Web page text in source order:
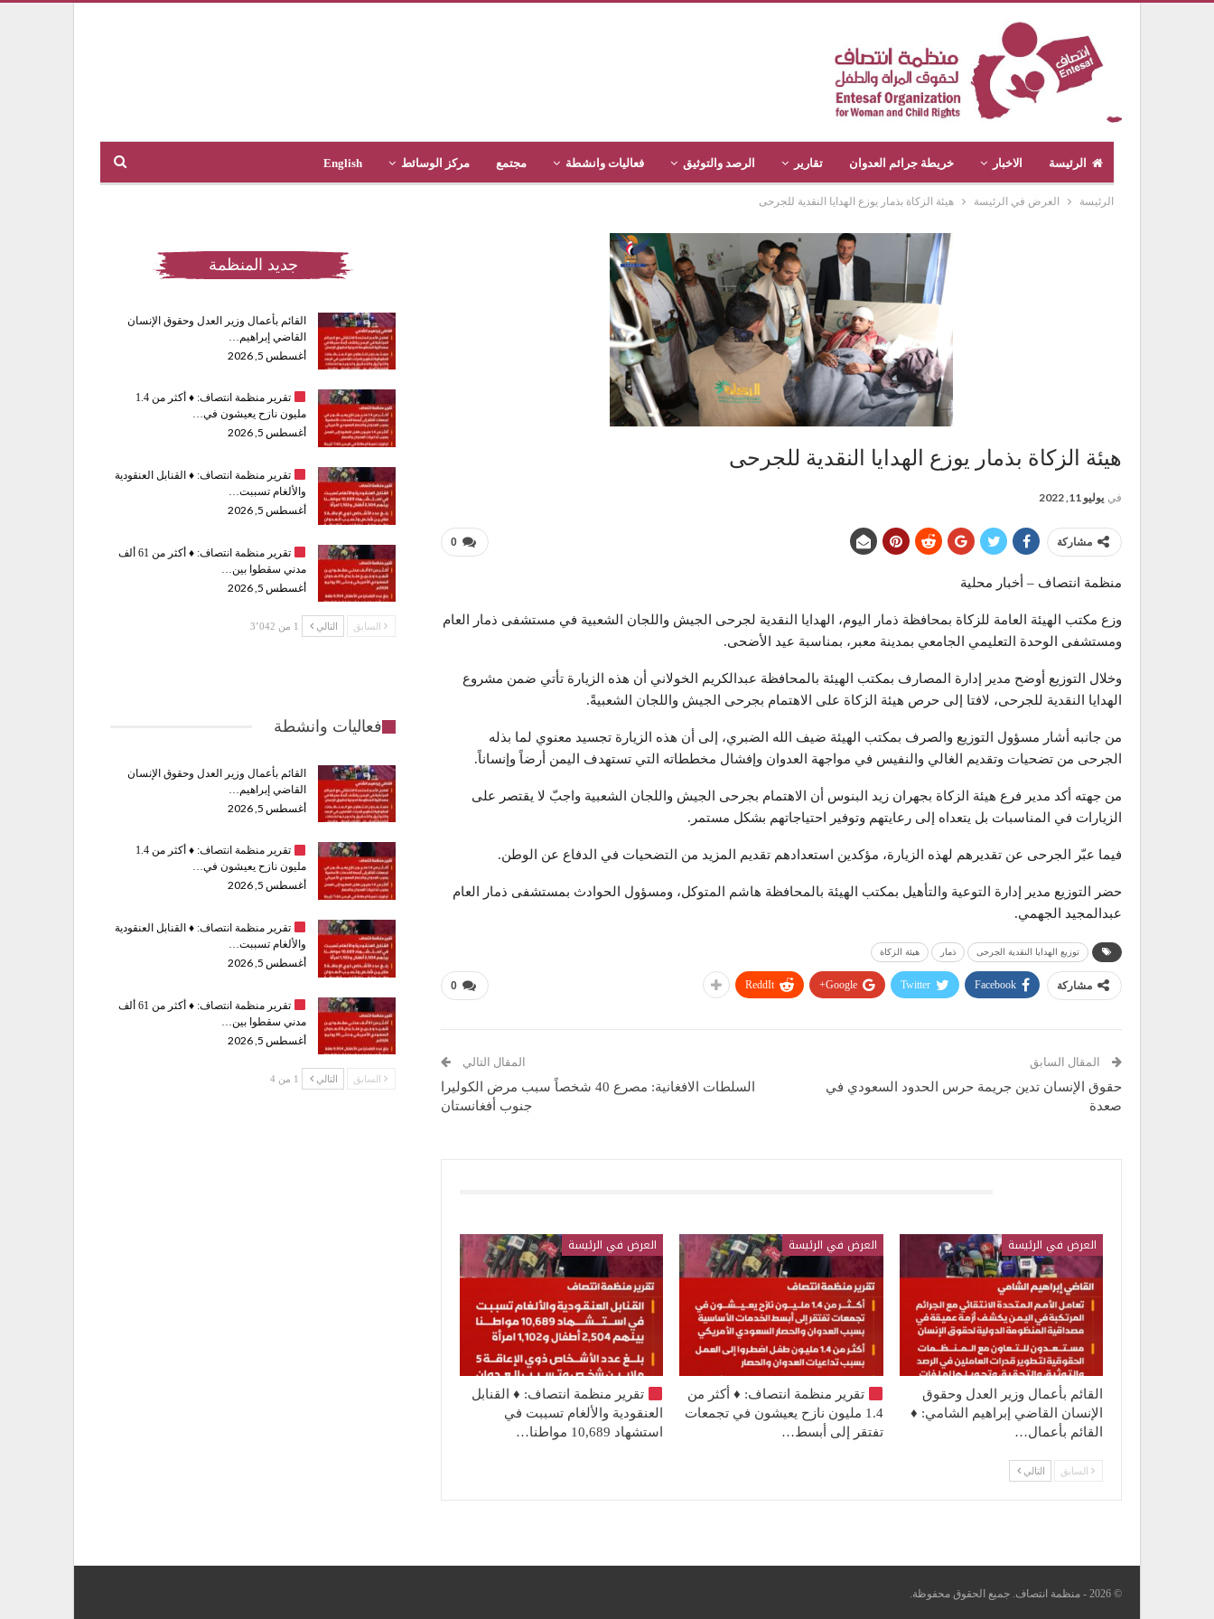
الرئيسة الاخبار خريطة جرائم العدوان تقارير الرصد والتوثيق فعاليات وانشطة مجتمع مركز الوسائط English
الرئيسة العرض في الرئيسة هيئة الزكاة بذمار يوزع الهدايا النقدية للجرحى
هيئة الزكاة بذمار يوزع الهدايا النقدية للجرحى
في يوليو 11, 2022
0 مشاركة
منظمة انتصاف – أخبار محلية
وزع مكتب الهيئة العامة للزكاة بمحافظة ذمار اليوم، الهدايا النقدية لجرحى الجيش واللجان الشعبية في مستشفى ذمار العام
ومستشفى الوحدة التعليمي الجامعي بمدينة معبر، بمناسبة عيد الأضحى.
وخلال التوزيع أوضح مدير إدارة المصارف بمكتب الهيئة بالمحافظة عبدالكريم الخولاني أن هذه الزيارة تأتي ضمن مشروع
الهدايا النقدية للجرحى، لافتا إلى حرص هيئة الزكاة على الاهتمام بجرحى الجيش واللجان الشعبيةً.
من جانبه أشار مسؤول التوزيع والصرف بمكتب الهيئة ضيف الله الضبري، إلى أن هذه الزيارة تجسيد معنوي لما بذله
الجرحى من تضحيات وتقديم الغالي والنفيس في مواجهة العدوان وإفشال مخططاته التي تستهدف اليمن أرضاً وإنساناً.
من جهته أكد مدير فرع هيئة الزكاة بجهران زيد البنوس أن الاهتمام بجرحى الجيش واللجان الشعبية واجبّ لا يقتصر على
الزيارات في المناسبات بل يتعداه إلى رعايتهم وتوفير احتياجاتهم بشكل مستمر.
فيما عبّر الجرحى عن تقديرهم لهذه الزيارة، مؤكدين استعدادهم تقديم المزيد من التضحيات في الدفاع عن الوطن.
حضر التوزيع مدير إدارة التوعية والتأهيل بمكتب الهيئة بالمحافظة هاشم المتوكل، ومسؤول الحوادث بمستشفى ذمار العام
عبدالمجيد الجهمي.
توزيع الهدايا النقدية الجرحى ذمار هيئة الزكاة
0 مشاركة Facebook
Twitter
Google+
ReddIt
المقال السابق
حقوق الإنسان تدين جريمة حرس الحدود السعودي في
صعدة
المقال التالي
السلطات الافغانية: مصرع 40 شخصاً سبب مرض الكوليرا
جنوب أفغانستان
العرض في الرئيسة
القائم بأعمال وزير العدل وحقوق
الإنسان القاضي إبراهيم الشامي: ♦️
القائم بأعمال…
العرض في الرئيسة
تقرير منظمة انتصاف: ♦️ أكثر من
1.4 مليون نازح يعيشون في تجمعات
تفتقر إلى أبسط…
العرض في الرئيسة
تقرير منظمة انتصاف: ♦️القنابل
العنقودية والألغام تسببت في
استشهاد 10,689 مواطنا…
السابق التالي
جديد المنظمة
القائم بأعمال وزير العدل وحقوق الإنسان
القاضي إبراهيم…
أغسطس 5, 2026
تقرير منظمة انتصاف: ♦️
أكثر من 1.4
مليون نازح يعيشون في…
أغسطس 5, 2026
تقرير منظمة انتصاف: ♦️القنابل العنقودية
والألغام تسببت…
أغسطس 5, 2026
تقرير منظمة انتصاف: ♦️
أكثر من 61 ألف
مدني سقطوا بين…
أغسطس 5, 2026
السابق التالي 1 من 3٬042
فعاليات وانشطة
القائم بأعمال وزير العدل وحقوق الإنسان
القاضي إبراهيم…
أغسطس 5, 2026
تقرير منظمة انتصاف: ♦️
أكثر من 1.4
مليون نازح يعيشون في…
أغسطس 5, 2026
تقرير منظمة انتصاف: ♦️القنابل العنقودية
والألغام تسببت…
أغسطس 5, 2026
تقرير منظمة انتصاف: ♦️
أكثر من 61 ألف
مدني سقطوا بين…
أغسطس 5, 2026
السابق التالي 1 من 4
© 2026 - منظمة انتصاف. جميع الحقوق محفوظة.